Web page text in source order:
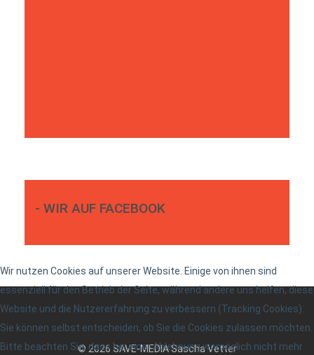
- WIR AUF FACEBOOK
© 2026 SAVE-MEDIA Sascha Vetter
Wir nutzen Cookies auf unserer Website. Einige von ihnen sind
essenziell für den Betrieb der Seite, während andere uns helfen, diese
Website und die Nutzererfahrung zu verbessern (Tracking Cookies).
Sie können selbst entscheiden, ob Sie die Cookies zulassen möchten.
Bitte beachten Sie, dass bei einer Ablehnung womöglich nicht mehr